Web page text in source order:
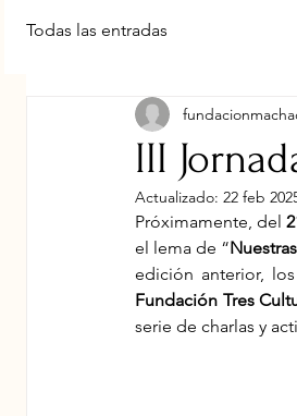
Todas las entradas
III
Actualizado: 22 feb
Próximamente, del
el lema de “
edición anterior,
Fundación Tres
serie de charlas y